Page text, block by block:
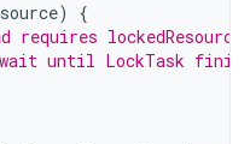
)
{
requires lockedResource
until LockTask